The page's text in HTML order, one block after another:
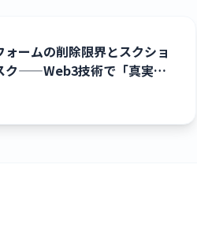
ォームの削除限界とスクショ
ク——Web3技術で「真実の記